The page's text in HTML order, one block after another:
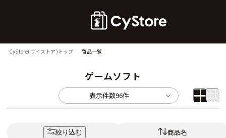
CyStore(サイストア)トップ 商品一覧
ゲームソフト
表示件数96件
絞り込む 商品名